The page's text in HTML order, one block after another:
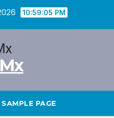
10:59:06 PM
SAMPLE PAGE